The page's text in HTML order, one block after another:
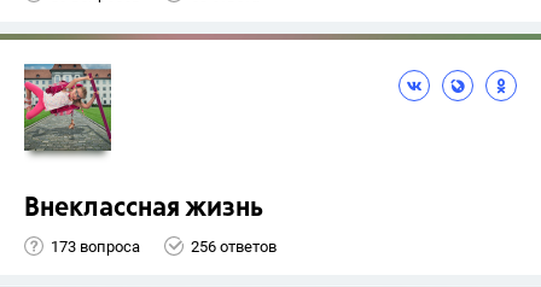
Внеклассная жизнь
173 вопроса 256 ответов